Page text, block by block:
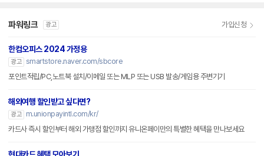
파워링크 광고 가입신청
한컴오피스 2024 가정용
광고 smartstore.naver.com/sbcore
포인트적립/PC,노트북 설치/이메일 또는 MLP 또는 USB 발송/게임용 주변기기
해외여행 할인받고 싶다면?
광고
m.unionpayintl.com/kr/
카드사 즉시 할인부터 해외 가맹점 할인까지 유니온페이만의 특별한 혜택을 만나보세요